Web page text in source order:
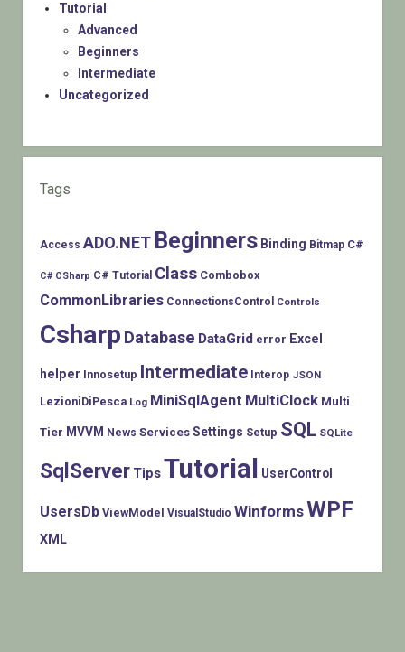
Tutorial
Advanced
Beginners
Intermediate
Uncategorized
Tags
Access ADO.NET Beginners Binding Bitmap C#
C# CSharp C# Tutorial Class Combobox
CommonLibraries ConnectionsControl Controls
Csharp Database DataGrid error Excel
helper Innosetup Intermediate Interop JSON
LezioniDiPesca Log MiniSqlAgent MultiClock Multi
Tier MVVM News Services Settings Setup SQL SQLite
SqlServer TipsTutorial UserControl
UsersDb ViewModel VisualStudio WinformsWPF
XML